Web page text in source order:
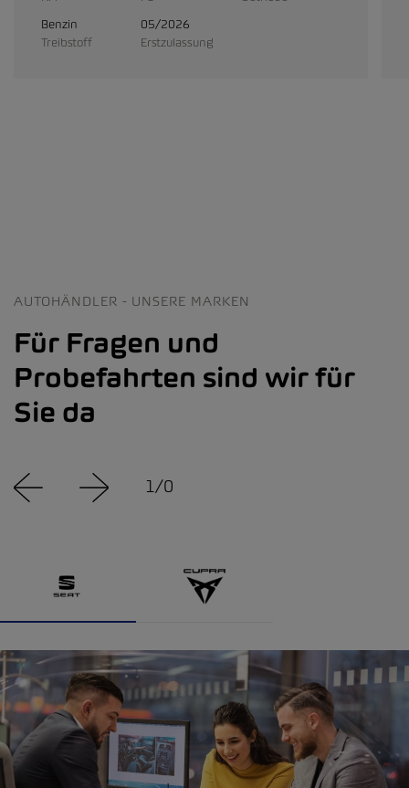
Benzin
Treibstoff
05/2026
Erstzulassung
AUTOHÄNDLER - UNSERE MARKEN
Für Fragen und
Probefahrten sind wir für
Sie da
1/0